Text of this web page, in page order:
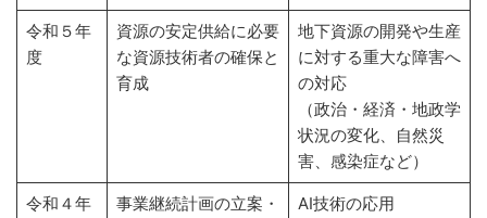
令和５年
度
資源の安定供給に必要
な資源技術者の確保と
育成
地下資源の開発や生産
に対する重大な障害へ
の対応
（政治・経済・地政学
状況の変化、自然災
害、感染症など）
令和４年
事業継続計画の立案・
AI技術の応用